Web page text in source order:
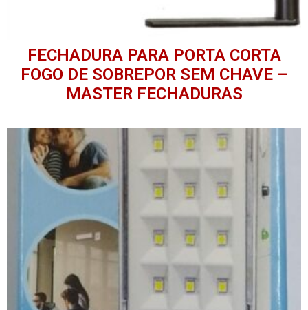
FECHADURA PARA PORTA CORTA
FOGO DE SOBREPOR SEM CHAVE –
MASTER FECHADURAS